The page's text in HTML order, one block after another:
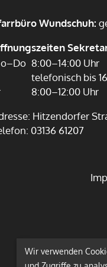
Wundschuh:
8:00–14:00 Uhr
telefonisch bis
8:00–12:00 Uhr
Hitzendorfer
03136 61207
Wir verwenden